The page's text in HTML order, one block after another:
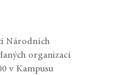
Národních
organizací
v Kampusu